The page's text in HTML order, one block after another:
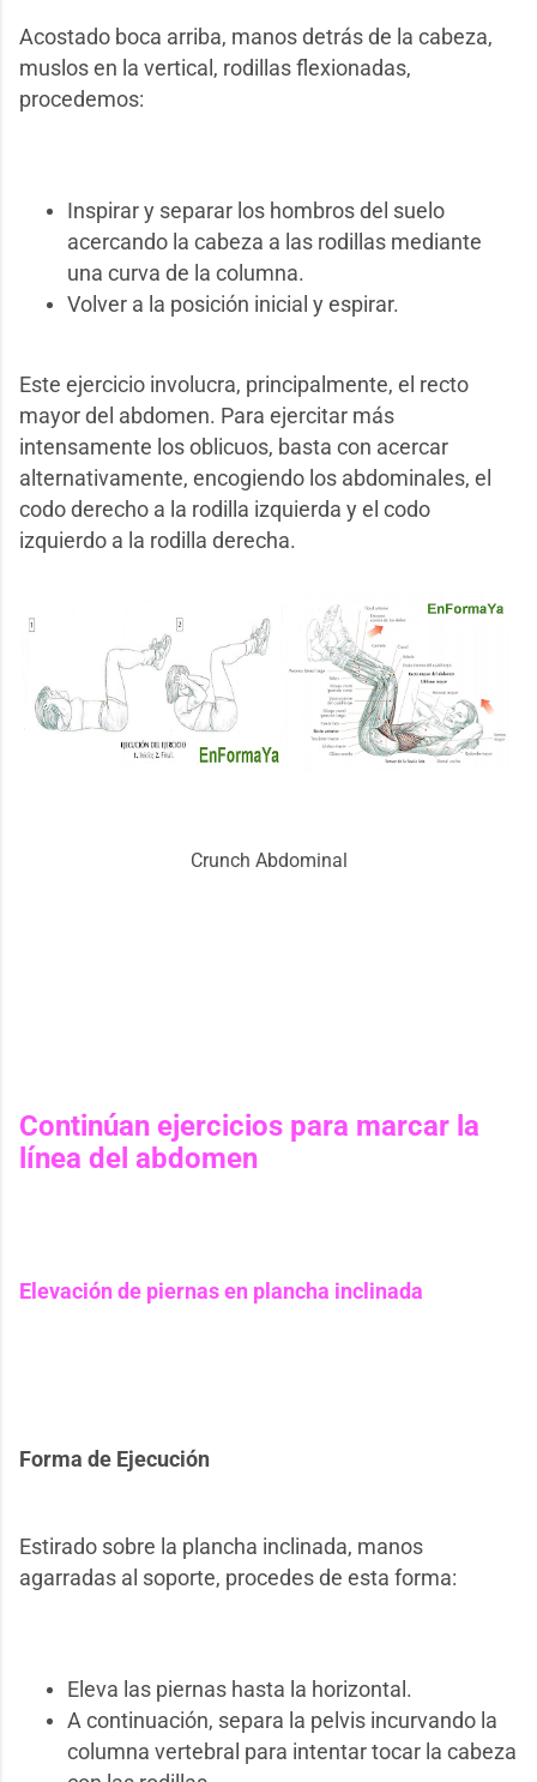
Acostado boca arriba, manos detrás de la cabeza,
muslos en la vertical, rodillas flexionadas,
procedemos:
Inspirar y separar los hombros del suelo
acercando la cabeza a las rodillas mediante
una curva de la columna.
Volver a la posición inicial y espirar.
Este ejercicio involucra, principalmente, el recto
mayor del abdomen. Para ejercitar más
intensamente los oblicuos, basta con acercar
alternativamente, encogiendo los abdominales, el
codo derecho a la rodilla izquierda y el codo
izquierdo a la rodilla derecha.
Crunch Abdominal
Continúan ejercicios para marcar la
línea del abdomen
Elevación de piernas en plancha inclinada
Forma de Ejecución
Estirado sobre la plancha inclinada, manos
agarradas al soporte, procedes de esta forma:
Eleva las piernas hasta la horizontal.
A continuación, separa la pelvis incurvando la
columna vertebral para intentar tocar la cabeza